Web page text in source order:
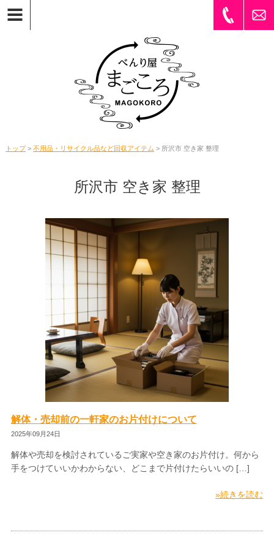
トップ> 不用品・リサイクル品など回収アイテム > 所沢市 空き家 整理
所沢市 空き家 整理
解体・売却前の一軒家のお片付けについて
2025年09月24日
解体や売却を検討されているご実家や空き家のお片付け。何から
手をつけていいかわからない、どこまで片付けたらいいの […]
»続きを読む